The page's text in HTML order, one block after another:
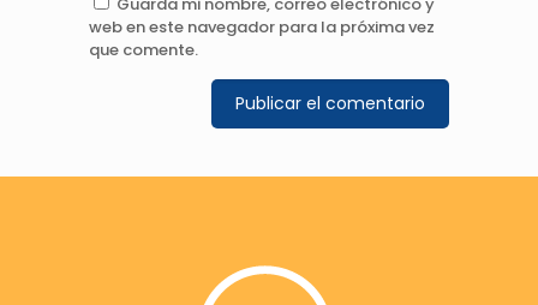
Guarda mi nombre, correo electrónico y
web en este navegador para la próxima vez
que comente.